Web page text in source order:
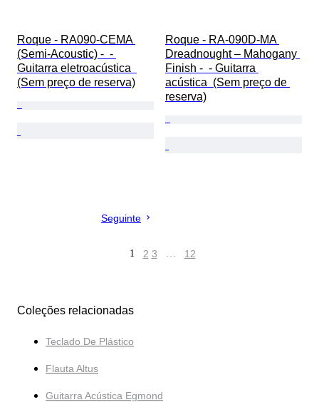
Roque - RA090-CEMA
(Semi-Acoustic) -  -
Guitarra eletroacústica
(Sem preço de reserva)
Roque - RA-090D-MA
Dreadnought – Mahogany
Finish -  - Guitarra
acústica  (Sem preço de
reserva)
Seguinte
1 2 3 … 12
Coleções relacionadas
Teclado De Plástico
Flauta Altus
Guitarra Acústica Egmond